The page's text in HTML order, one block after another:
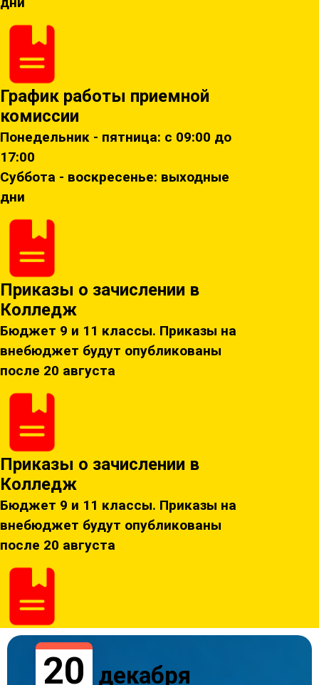
График работы приемной
комиссии
Понедельник - пятница: с 09:00 до
17:00
Суббота - воскресенье: выходные
дни
Приказы о зачислении в
Колледж
Бюджет 9 и 11 классы. Приказы на
внебюджет будут опубликованы
после 20 августа
Приказы о зачислении в
Колледж
Бюджет 9 и 11 классы. Приказы на
внебюджет будут опубликованы
после 20 августа
20 декабря